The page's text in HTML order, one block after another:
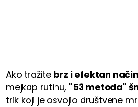
Ako tražite brz i efektan način
mejkap rutinu, "53 metoda"
trik koji je osvojio društvene